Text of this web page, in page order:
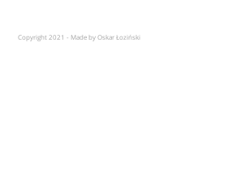
Copyright 2021 - Made by Oskar Łoziński